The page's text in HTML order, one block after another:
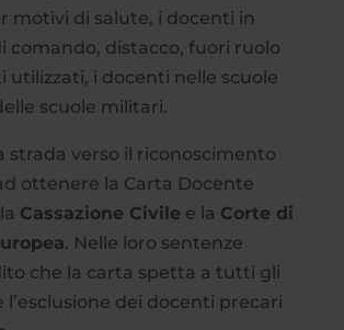
motivi di salute, i docenti in
comando, distacco, fuori ruolo
utilizzati, i docenti nelle scuole
scuole militari.
strada verso il riconoscimento
ottenere la Carta Docente
Cassazione Civile e la Corte di
. Nelle loro sentenze
che la carta spetta a tutti gli
l’esclusione dei docenti precari